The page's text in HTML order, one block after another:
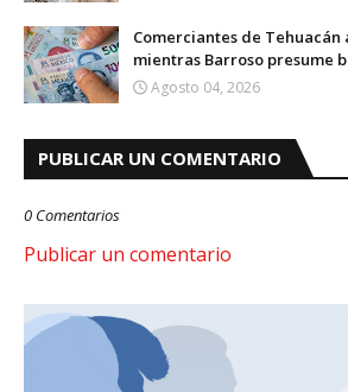
Comerciantes de
mientras Barroso presume
Agosto 04, 2026
PUBLICAR UN COMENTARIO
0 Comentarios
Publicar un comentario